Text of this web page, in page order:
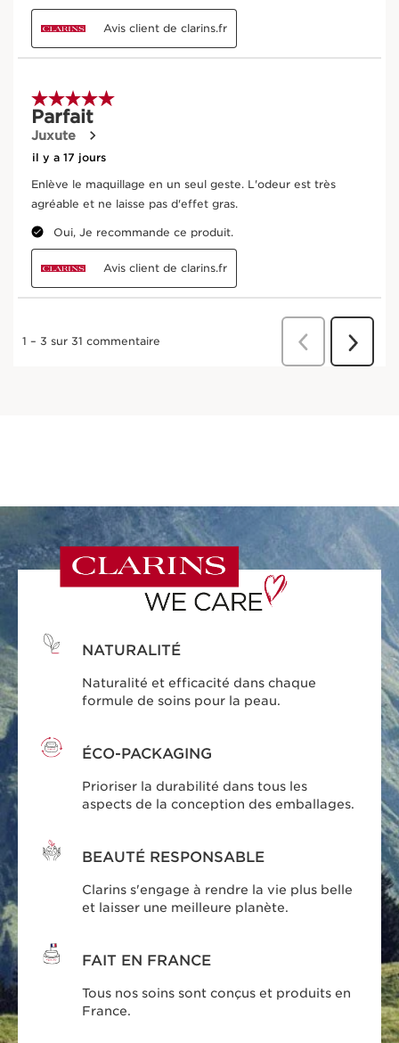
NATURALITÉ
Naturalité et efficacité dans chaque
formule de soins pour la peau.
ÉCO-PACKAGING
Prioriser la durabilité dans tous les
aspects de la conception des emballages.
BEAUTÉ RESPONSABLE
Clarins s'engage à rendre la vie plus belle
et laisser une meilleure planète.
FAIT EN FRANCE
Tous nos soins sont conçus et produits en
France.